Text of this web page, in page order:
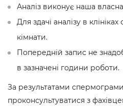
Аналіз виконує наша
Для здачі аналізу в
кімнати.
Попередній запис не
в зазначені години роботи.
За результатами
проконсультуватися з